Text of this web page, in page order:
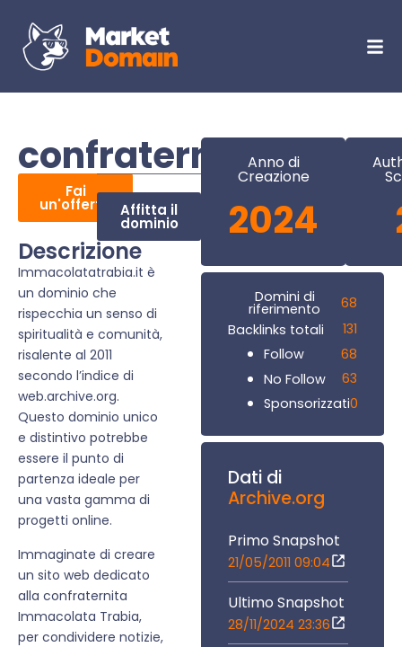
Fai
un'offerta Affitta il
dominio
Descrizione
Immacolatatrabia.it è
un dominio che
rispecchia un senso di
spiritualità e comunità,
risalente al 2011
secondo l’indice di
web.archive.org.
Questo dominio unico
e distintivo potrebbe
essere il punto di
partenza ideale per
una vasta gamma di
progetti online.
Immaginate di creare
un sito web dedicato
alla confraternita
Immacolata Trabia,
per condividere notizie,
Anno di
Creazione
2024
Domini di
riferimento
68
Backlinks totali
131
Follow
68
No Follow
63
Sponsorizzati0
Dati di
Archive.org
Primo Snapshot
21/05/2011 09:04
Ultimo Snapshot
28/11/2024 23:36